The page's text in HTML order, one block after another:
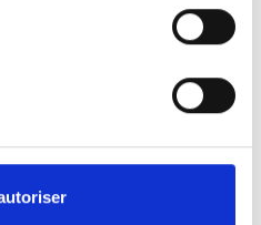
le distributeur le
revendeur local